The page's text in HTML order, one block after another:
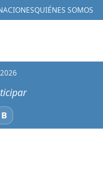
QUIÉNES SOMOS
BBluesky